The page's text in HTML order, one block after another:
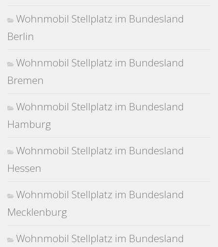
Wohnmobil Stellplatz im Bundesland
Berlin
Wohnmobil Stellplatz im Bundesland
Bremen
Wohnmobil Stellplatz im Bundesland
Hamburg
Wohnmobil Stellplatz im Bundesland
Hessen
Wohnmobil Stellplatz im Bundesland
Mecklenburg
Wohnmobil Stellplatz im Bundesland